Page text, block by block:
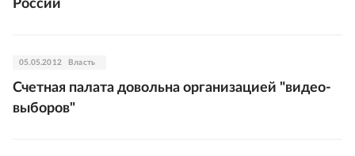
России
05.05.2012 Власть
Счетная палата довольна организацией "видео-
выборов"